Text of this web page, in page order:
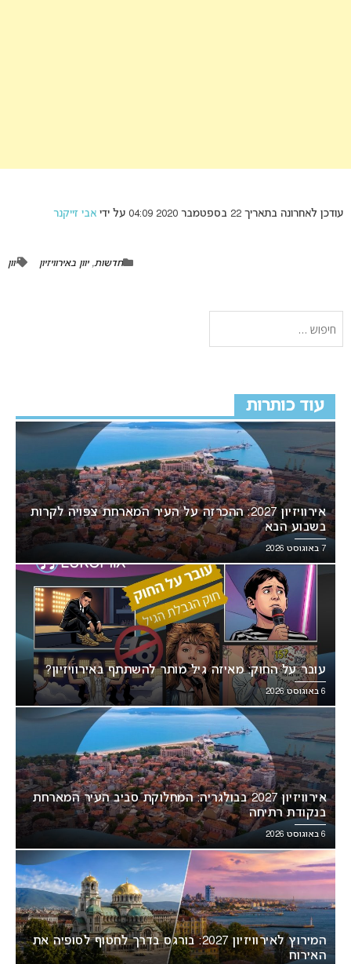
עודכן לאחרונה בתאריך 22 בספטמבר 2020 04:09 על ידי אבי זייקנר
חדשות,יוון באירוויזיון יוון
עוד כותרות
אירוויזיון 2027: ההכרזה על העיר המארחת צפויה לקרות
בשבוע הבא
7 באוגוסט 2026
עובר על החוק: מאיזה גיל מותר להשתתף באירוויזיון?
6 באוגוסט 2026
אירוויזיון 2027 בבולגריה: המחלוקת סביב העיר המארחת
בנקודת רתיחה
6 באוגוסט 2026
המירוץ לאירוויזיון 2027: בורגס בדרך לחטוף לסופיה את
האירוח